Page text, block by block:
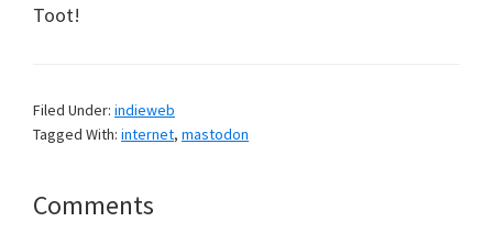
Toot!
Filed Under: indieweb
Tagged With: internet, mastodon
Reader
Comments